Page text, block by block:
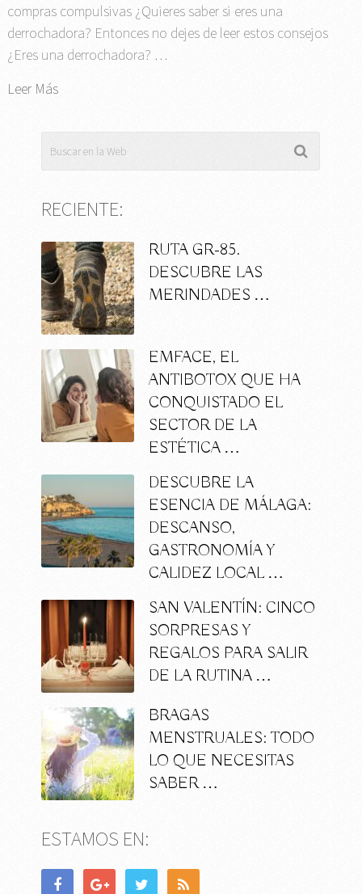
compras compulsivas ¿Quieres saber si eres una
derrochadora? Entonces no dejes de leer estos consejos
¿Eres una derrochadora? …
Leer Más
RECIENTE:
RUTA GR-85.
DESCUBRE LAS
MERINDADES …
EMFACE, EL
ANTIBOTOX QUE HA
CONQUISTADO EL
SECTOR DE LA
ESTÉTICA …
DESCUBRE LA
ESENCIA DE MÁLAGA:
DESCANSO,
GASTRONOMÍA Y
CALIDEZ LOCAL …
SAN VALENTÍN: CINCO
SORPRESAS Y
REGALOS PARA SALIR
DE LA RUTINA …
BRAGAS
MENSTRUALES: TODO
LO QUE NECESITAS
SABER …
ESTAMOS EN: